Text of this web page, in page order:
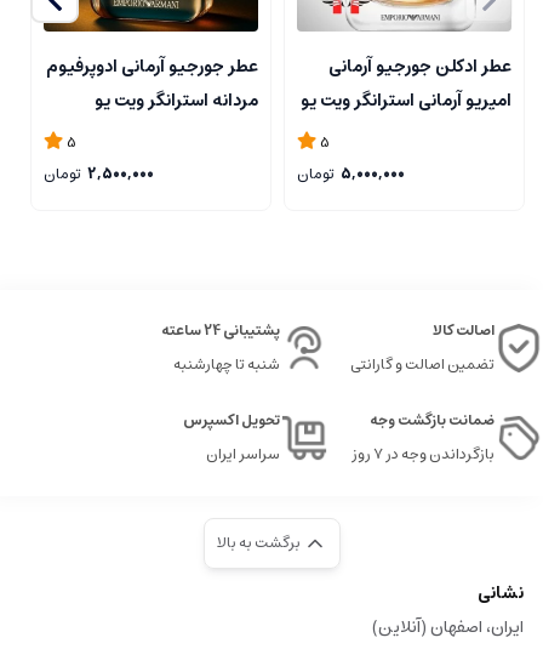
عطر ادکلن جورجیو آرمانی
امپریو آرمانی استرانگر ویت یو
| Giorgio Armani Emporio
Armani Stronger With
5
5,000,000 تومان
عطر جورجیو آرمانی ادوپرفیوم
مردانه استرانگر ویت یو
5
2,500,000 تومان
اصالت کالا
تضمین اصالت و گارانتی
پشتیبانی 24 ساعته
شنبه تا چهارشنبه
ضمانت بازگشت وجه
بازگرداندن وجه در ۷ روز
تحویل اکسپرس
سراسر ایران
برگشت به بالا
نشانی
ایران، اصفهان (آنلاین)